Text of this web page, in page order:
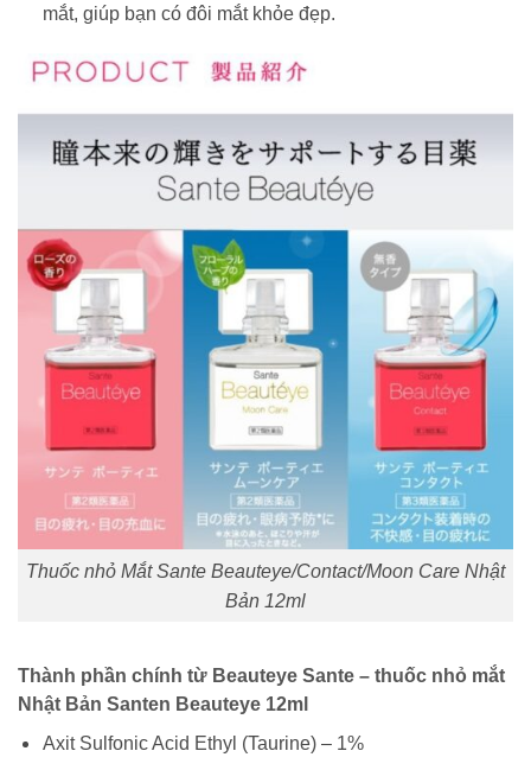
mắt, giúp bạn có đôi mắt khỏe đẹp.
Thuốc nhỏ Mắt Sante Beauteye/Contact/Moon Care Nhật
Bản 12ml
Thành phần chính từ Beauteye Sante – thuốc nhỏ mắt
Nhật Bản Santen Beauteye 12ml
Axit Sulfonic Acid Ethyl (Taurine) – 1%